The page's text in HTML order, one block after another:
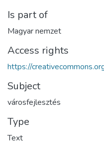
Is part of
Magyar nemzet
Access rights
https://
Subject
városfejlesztés
Type
Text